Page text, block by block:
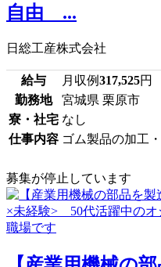
自由 ...
日総工産株式会社
給与 月収例317,525円
勤務地
宮城県 栗原市
寮・社宅 なし
仕事内容 ゴム製品の加工
募集が停止しています